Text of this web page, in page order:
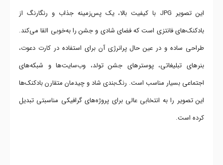
این تصویر JPG با کیفیت بالا، یک پس‌زمینه جذاب و رنگارنگ از
بادکنک‌های فانتزی است که فضای شادی و جشن را به‌خوبی القا می‌کند.
طراحی ساده و در عین حال پرانرژی آن برای استفاده در کارت دعوت،
بنرهای تبلیغاتی، پوسترهای جشن تولد، وب‌سایت‌ها و شبکه‌های
اجتماعی بسیار مناسب است. رنگ‌بندی شاد و چیدمان متقارن بادکنک‌ها
این تصویر را به انتخابی عالی برای پروژه‌های گرافیکی مناسبتی تبدیل
کرده است.